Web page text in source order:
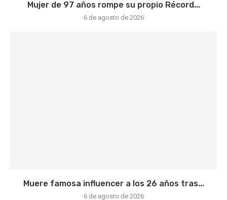
Mujer de 97 años rompe su propio Récord...
6 de agosto de 2026
Muere famosa influencer a los 26 años tras...
6 de agosto de 2026